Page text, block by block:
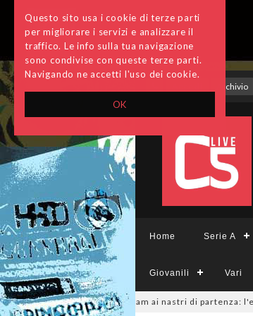
OK
Questo sito usa i cookie di terze parti
per migliorare i servizi e analizzare il
traffico. Le info sulla tua navigazione
sono condivise con queste terze parti.
Navigando ne accetti l'uso dei cookie.
Archivio
Home Serie A
Giovanili Vari
sono 14 i team ai nastri di partenza: l'elenco